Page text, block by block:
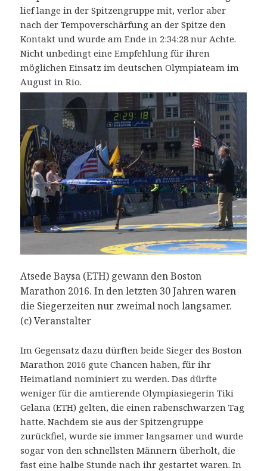
lief lange in der Spitzengruppe mit, verlor aber
nach der Tempoverschärfung an der Spitze den
Kontakt und wurde am Ende in 2:34:28 nur Achte.
Nicht unbedingt eine Empfehlung für ihren
möglichen Einsatz im deutschen Olympiateam im
August in Rio.
Atsede Baysa (ETH) gewann den Boston
Marathon 2016. In den letzten 30 Jahren waren
die Siegerzeiten nur zweimal noch langsamer.
(c) Veranstalter
Im Gegensatz dazu dürften beide Sieger des Boston
Marathon 2016 gute Chancen haben, für ihr
Heimatland nominiert zu werden. Das dürfte
weniger für die amtierende Olympiasiegerin Tiki
Gelana (ETH) gelten, die einen rabenschwarzen Tag
hatte. Nachdem sie aus der Spitzengruppe
zurückfiel, wurde sie immer langsamer und wurde
sogar von den schnellsten Männern überholt, die
fast eine halbe Stunde nach ihr gestartet waren. In